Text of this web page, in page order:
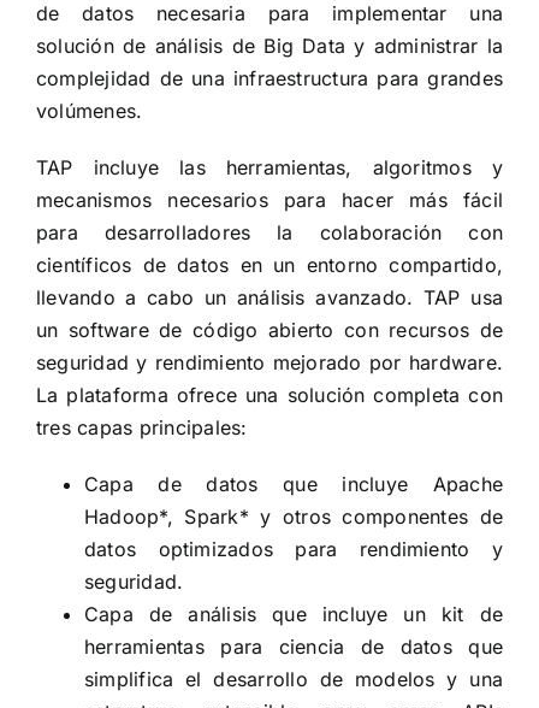
de datos necesaria para implementar una
solución de análisis de Big Data y administrar la
complejidad de una infraestructura para grandes
volúmenes.
TAP incluye las herramientas, algoritmos y
mecanismos necesarios para hacer más fácil
para desarrolladores la colaboración con
científicos de datos en un entorno compartido,
llevando a cabo un análisis avanzado. TAP usa
un software de código abierto con recursos de
seguridad y rendimiento mejorado por hardware.
La plataforma ofrece una solución completa con
tres capas principales:
Capa de datos que incluye Apache
Hadoop*, Spark* y otros componentes de
datos optimizados para rendimiento y
seguridad.
Capa de análisis que incluye un kit de
herramientas para ciencia de datos que
simplifica el desarrollo de modelos y una